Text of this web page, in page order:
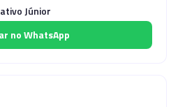
Júnior
no WhatsApp